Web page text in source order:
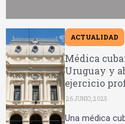
ACTUALIDAD
Médica
Uruguay y
ejercicio
26 JUNIO, 2025
Una médica